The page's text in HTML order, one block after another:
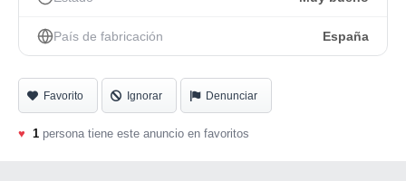
País de fabricación España
Favorito Ignorar Denunciar
♥ 1 persona tiene este anuncio en favoritos